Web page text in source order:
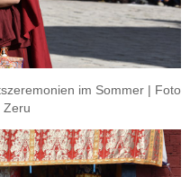
im Sommer | Foto
Zeru